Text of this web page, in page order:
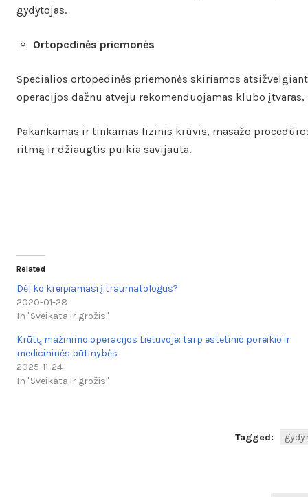
gydytojas.
Ortopedinės priemonės
Specialios ortopedinės priemonės skiriamos
operacijos dažnu atveju rekomenduojamas klubo
Pakankamas ir tinkamas fizinis krūvis, masažo
ritmą ir džiaugtis puikia savijauta.
Related
Dėl ko kreipiamasi į traumatologus?
2020-01-28
In "Sveikata ir grožis"
Krūtų mažinimo operacijos Lietuvoje: tarp estetinio poreikio ir
medicininės būtinybės
2025-11-24
In "Sveikata ir grožis"
Tagged: